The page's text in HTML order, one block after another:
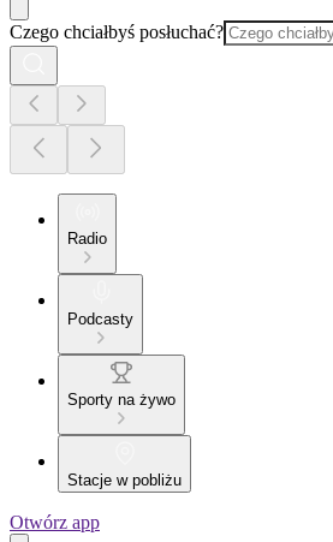
Czego chciałbyś posłuchać?
Radio
Podcasty
Sporty na żywo
Stacje w pobliżu
Otwórz app